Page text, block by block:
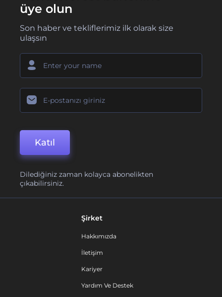
üye olun
Son haber ve tekliflerimiz ilk olarak size
ulaşsın
Katıl
Dilediğiniz zaman kolayca abonelikten
çıkabilirsiniz.
Şirket
Hakkımızda
İletişim
Kariyer
Yardım Ve Destek